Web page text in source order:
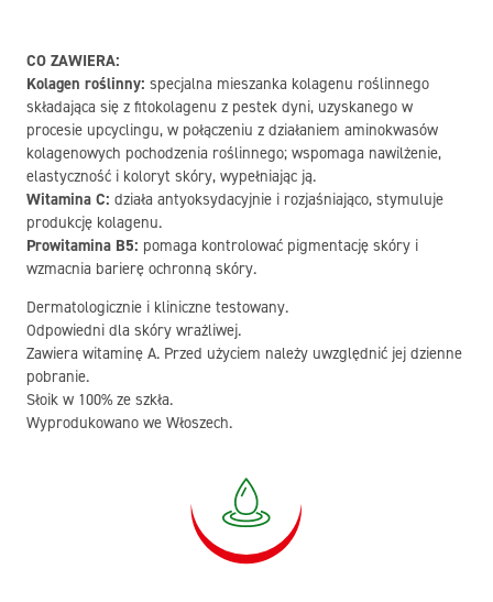
CO ZAWIERA:
Kolagen roślinny: specjalna mieszanka kolagenu roślinnego
składająca się z fitokolagenu z pestek dyni, uzyskanego w
procesie upcyclingu, w połączeniu z działaniem aminokwasów
kolagenowych pochodzenia roślinnego; wspomaga nawilżenie,
elastyczność i koloryt skóry, wypełniając ją.
Witamina C: działa antyoksydacyjnie i rozjaśniająco, stymuluje
produkcję kolagenu.
Prowitamina B5: pomaga kontrolować pigmentację skóry i
wzmacnia barierę ochronną skóry.
Dermatologicznie i kliniczne testowany.
Odpowiedni dla skóry wrażliwej.
Zawiera witaminę A. Przed użyciem należy uwzględnić jej dzienne
pobranie.
Słoik w 100% ze szkła.
Wyprodukowano we Włoszech.